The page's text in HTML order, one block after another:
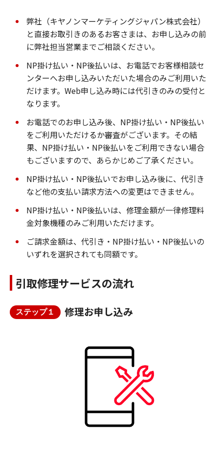
弊社（キヤノンマーケティングジャパン株式会社）
と直接お取引きのあるお客さまは、お申し込みの前
に弊社担当営業までご相談ください。
NP掛け払い・NP後払いは、お電話でお客様相談セ
ンターへお申し込みいただいた場合のみご利用いた
だけます。Web申し込み時には代引きのみの受付と
なります。
お電話でのお申し込み後、NP掛け払い・NP後払い
をご利用いただけるか審査がございます。その結
果、NP掛け払い・NP後払いをご利用できない場合
もございますので、あらかじめご了承ください。
NP掛け払い・NP後払いでお申し込み後に、代引き
など他の支払い請求方法への変更はできません。
NP掛け払い・NP後払いは、修理金額が一律修理料
金対象機種のみご利用いただけます。
ご請求金額は、代引き・NP掛け払い・NP後払いの
いずれを選択されても同額です。
引取修理サービスの流れ
ステップ１ 修理お申し込み